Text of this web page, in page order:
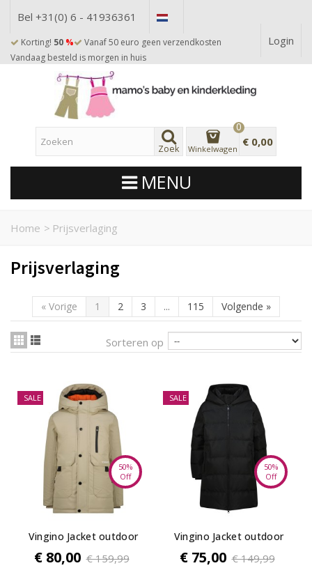
Bel +31(0) 6 - 41936361
Korting! 50 %
Vanaf 50 euro geen verzendkosten
Vandaag besteld is morgen in huis
Login
Zoek Winkelwagen
0
€ 0,00
MENU
Home > Prijsverlaging
Prijsverlaging
« Vorige 1 2 3 ... 115 Volgende »
Sorteren op
SALE
50%
Off
Vingino Jacket outdoor
Tharpa
€ 80,00 € 159,99
SALE
50%
Off
Vingino Jacket outdoor
Tanja
€ 75,00 € 149,99